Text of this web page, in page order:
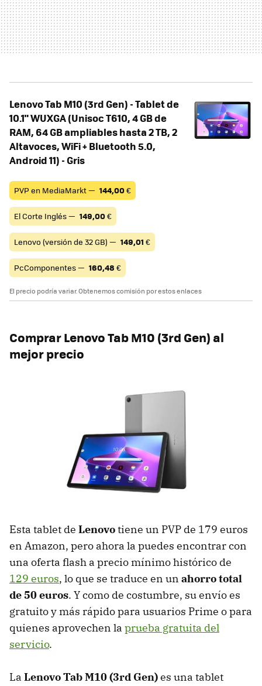
Lenovo Tab M10 (3rd Gen) - Tablet de
10.1" WUXGA (Unisoc T610, 4 GB de
RAM, 64 GB ampliables hasta 2 TB, 2
Altavoces, WiFi + Bluetooth 5.0,
Android 11) - Gris
PVP en MediaMarkt — 144,00€
El Corte Inglés — 149,00€
Lenovo (versión de 32 GB) — 149,01 €
PcComponentes — 160,48 €
El precio podría variar. Obtenemos comisión por estos enlaces
Comprar Lenovo Tab M10 (3rd Gen) al
mejor precio
Esta tablet de Lenovotiene un PVP de 179 euros
en Amazon, pero ahora la puedes encontrar con
una oferta flash a precio mínimo histórico de
129 euros, lo que se traduce en un ahorro total
de 50 euros. Y como de costumbre, su envío es
gratuito y más rápido para usuarios Prime o para
quienes aprovechen la prueba gratuita del
servicio.
La Lenovo Tab M10 (3rd Gen)es una tablet